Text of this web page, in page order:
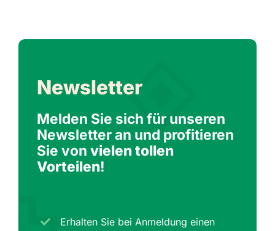
Newsletter
Melden Sie sich für unseren
Newsletter an und profitieren
Sie von vielen tollen
Vorteilen!
Erhalten Sie bei Anmeldung einen